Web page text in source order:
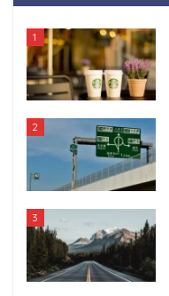
1
2
3